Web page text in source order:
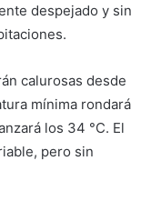
despejado y sin
calurosas desde
mínima rondará
los 34 °C. El
pero sin